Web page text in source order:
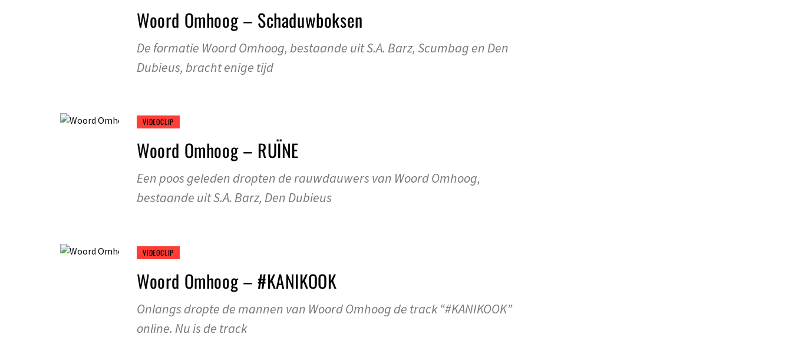
Woord Omhoog – Schaduwboksen
De formatie Woord Omhoog, bestaande uit S.A. Barz, Scumbag en Den
Dubieus, bracht enige tijd
VIDEOCLIP
Woord Omhoog – RUÏNE
Een poos geleden dropten de rauwdauwers van Woord Omhoog,
bestaande uit S.A. Barz, Den Dubieus
VIDEOCLIP
Woord Omhoog – #KANIKOOK
Onlangs dropte de mannen van Woord Omhoog de track “#KANIKOOK”
online. Nu is de track